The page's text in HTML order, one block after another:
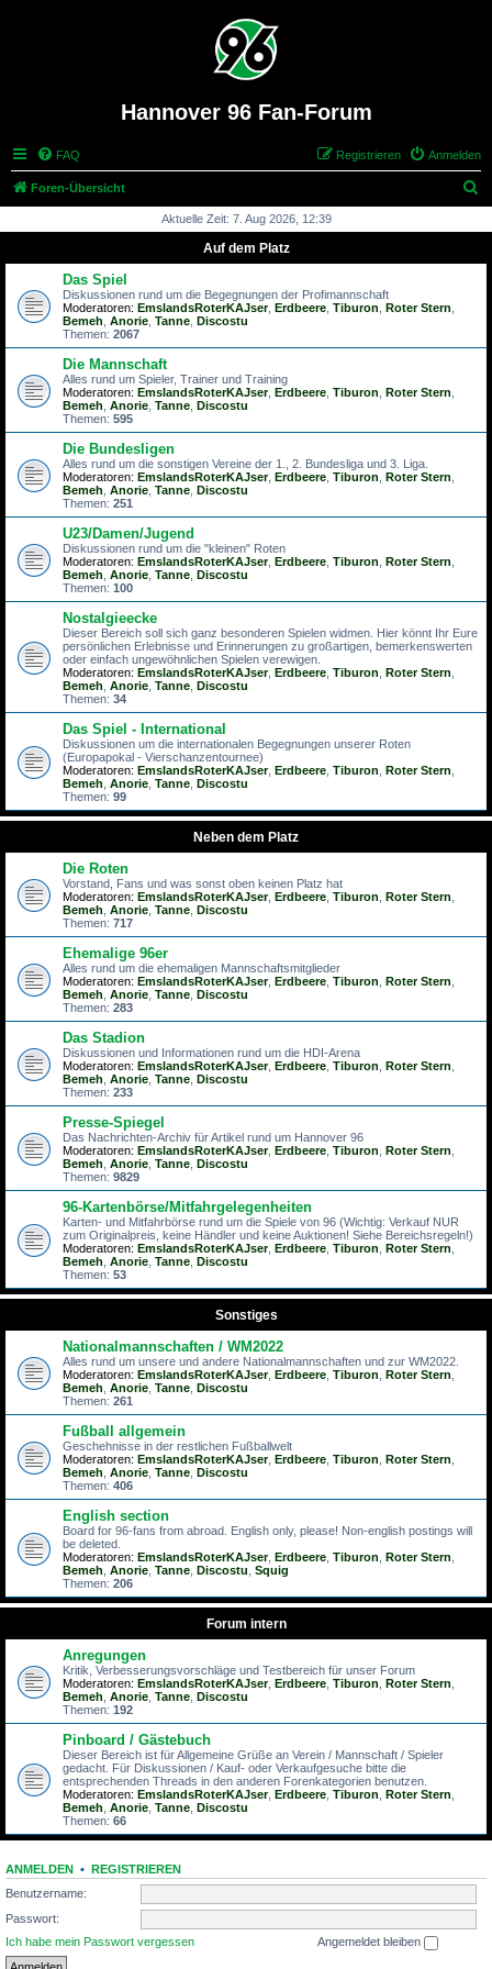
Hannover 96 Fan-Forum
FAQ Anmelden
Registrieren
Foren-Übersicht
h
Aktuelle Zeit: 7. Aug 2026, 12:39
Auf dem Platz
Das Spiel
Diskussionen rund um die Begegnungen der Profimannschaft
Moderatoren: EmslandsRoterKAJser, Erdbeere Tiburon Roter Stern
Bemeh Anorie Tanne Discostu
Themen: 2067
Die Mannschaft
Alles rund um Spieler, Trainer und Training
Moderatoren: EmslandsRoterKAJser, Erdbeere Tiburon Roter Stern
Bemeh Anorie Tanne Discostu
Themen: 595
Die Bundesligen
Alles rund um die sonstigen Vereine der 1., 2. Bundesliga und 3. Liga.
Moderatoren: EmslandsRoterKAJser, Erdbeere Tiburon Roter Stern
Bemeh Anorie Tanne Discostu
Themen: 251
U23/Damen/Jugend
Diskussionen rund um die "kleinen" Roten
Moderatoren: EmslandsRoterKAJser, Erdbeere Tiburon Roter Stern
Bemeh Anorie Tanne Discostu
Themen: 100
Nostalgieecke
Dieser Bereich soll sich ganz besonderen Spielen widmen. Hier könnt Ihr Eure
persönlichen Erlebnisse und Erinnerungen zu großartigen, bemerkenswerten
oder einfach ungewöhnlichen Spielen verewigen.
Moderatoren: EmslandsRoterKAJser, Erdbeere Tiburon Roter Stern
Bemeh Anorie Tanne Discostu
Themen: 34
Das Spiel - International
Diskussionen um die internationalen Begegnungen unserer Roten
(Europapokal - Vierschanzentournee)
Moderatoren: EmslandsRoterKAJser, Erdbeere Tiburon Roter Stern
Bemeh Anorie Tanne Discostu
Themen: 99
Neben dem Platz
Die Roten
Vorstand, Fans und was sonst oben keinen Platz hat
Moderatoren: EmslandsRoterKAJser, Erdbeere Tiburon Roter Stern
Bemeh Anorie Tanne Discostu
Themen: 717
Ehemalige 96er
Alles rund um die ehemaligen Mannschaftsmitglieder
Moderatoren: EmslandsRoterKAJser, Erdbeere Tiburon Roter Stern
Bemeh Anorie Tanne Discostu
Themen: 283
Das Stadion
Diskussionen und Informationen rund um die HDI-Arena
Moderatoren: EmslandsRoterKAJser, Erdbeere Tiburon Roter Stern
Bemeh Anorie Tanne Discostu
Themen: 233
Presse-Spiegel
Das Nachrichten-Archiv für Artikel rund um Hannover 96
Moderatoren: EmslandsRoterKAJser, Erdbeere Tiburon Roter Stern
Bemeh Anorie Tanne Discostu
Themen: 9829
96-Kartenbörse/Mitfahrgelegenheiten
Karten- und Mitfahrbörse rund um die Spiele von 96 (Wichtig: Verkauf NUR
zum Originalpreis, keine Händler und keine Auktionen! Siehe Bereichsregeln!)
Moderatoren: EmslandsRoterKAJser, Erdbeere Tiburon Roter Stern
Bemeh Anorie Tanne Discostu
Themen: 53
Sonstiges
Nationalmannschaften / WM2022
Alles rund um unsere und andere Nationalmannschaften und zur WM2022.
Moderatoren: EmslandsRoterKAJser, Erdbeere Tiburon Roter Stern
Bemeh Anorie Tanne Discostu
Themen: 261
Fußball allgemein
Geschehnisse in der restlichen Fußballwelt
Moderatoren: EmslandsRoterKAJser, Erdbeere Tiburon Roter Stern
Bemeh Anorie Tanne Discostu
Themen: 406
English section
Board for 96-fans from abroad. English only, please! Non-english postings will
be deleted.
Moderatoren: EmslandsRoterKAJser, Erdbeere Tiburon Roter Stern
Bemeh Anorie Tanne Discostu Squig
Themen: 206
Forum intern
Anregungen
Kritik, Verbesserungsvorschläge und Testbereich für unser Forum
Moderatoren: EmslandsRoterKAJser, Erdbeere Tiburon Roter Stern
Bemeh Anorie Tanne Discostu
Themen: 192
Pinboard / Gästebuch
Dieser Bereich ist für Allgemeine Grüße an Verein / Mannschaft / Spieler
gedacht. Für Diskussionen / Kauf- oder Verkaufgesuche bitte die
entsprechenden Threads in den anderen Forenkategorien benutzen.
Moderatoren: EmslandsRoterKAJser, Erdbeere Tiburon Roter Stern
Bemeh Anorie Tanne Discostu
Themen: 66
ANMELDEN • REGISTRIEREN
Benutzername:
Passwort:
Ich habe mein Passwort vergessen
Angemeldet bleiben